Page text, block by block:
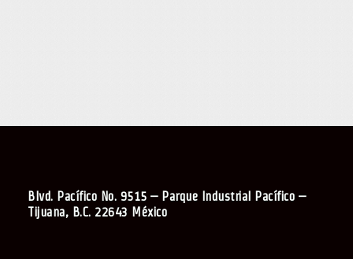
Blvd. Pacífico No. 9515 – Parque Industrial Pacífico –
Tijuana, B.C. 22643 México